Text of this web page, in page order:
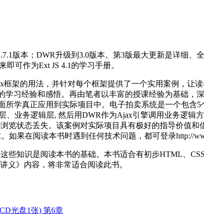
版本；DWR升级到3.0版本。第3版最大更新是详细、
可作为Ext JS 4.1的学习手册。
框架的用法，并针对每个框架提供了一个实用案例，让
习经验和感悟。再由笔者以丰富的授课经验为基础，
学真正应用到实际项目中。电子拍卖系统是一个包含
、业务逻辑层, 然后用DWR作为Ajax引擎调用业务逻辑
览状态丢失。该案例对实际项目具有极好的指导价值
果在阅读本书时遇到任何技术问题，都可登录http://
些知识是阅读本书的基础。本书适合有初步HTML、
义》内容，将非常适合阅读此书。
光盘1张) 第6章